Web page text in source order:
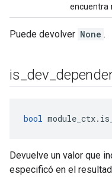
encuentra
Puede devolver None .
is dev
bool
Devuelve un valor que
especificó en el